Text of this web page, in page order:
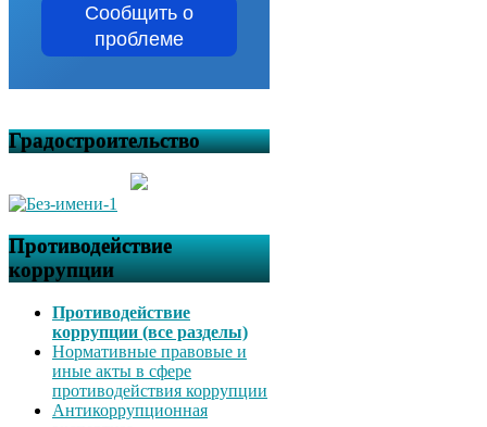
Сообщить о
проблеме
Градостроительство
Противодействие
коррупции
Противодействие
коррупции (все разделы)
Нормативные правовые и
иные акты в сфере
противодействия коррупции
Антикоррупционная